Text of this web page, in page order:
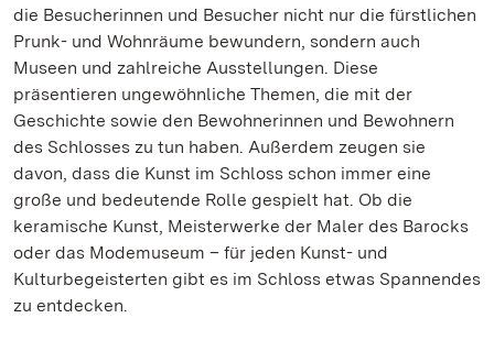
die Besucherinnen und Besucher nicht nur die fürstlichen
Prunk- und Wohnräume bewundern, sondern auch
Museen und zahlreiche Ausstellungen. Diese
präsentieren ungewöhnliche Themen, die mit der
Geschichte sowie den Bewohnerinnen und Bewohnern
des Schlosses zu tun haben. Außerdem zeugen sie
davon, dass die Kunst im Schloss schon immer eine
große und bedeutende Rolle gespielt hat. Ob die
keramische Kunst, Meisterwerke der Maler des Barocks
oder das Modemuseum – für jeden Kunst- und
Kulturbegeisterten gibt es im Schloss etwas Spannendes
zu entdecken.